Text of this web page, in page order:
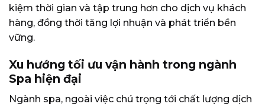
kiệm thời gian và tập trung hơn cho dịch vụ khách
hàng, đồng thời tăng lợi nhuận và phát triển bền
vững.
Xu hướng tối ưu vận hành trong ngành
Spa hiện đại
Ngành spa, ngoài việc chú trọng tới chất lượng dịch